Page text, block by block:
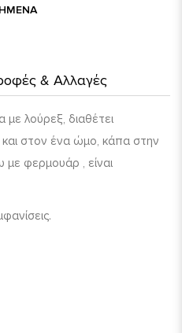
& Αλλαγές
με λούρεξ, διαθέτει
και στον ένα ώμο, κάπα στην
με φερμουάρ , είναι